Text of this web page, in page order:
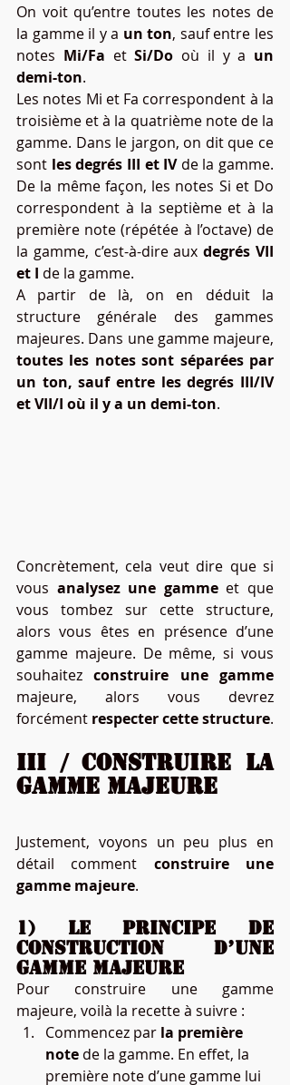
On voit qu’entre toutes les notes de
la gamme il y a un ton, sauf entre les
notes Mi/Fa et Si/Do où il y a un
demi-ton.
Les notes Mi et Fa correspondent à la
troisième et à la quatrième note de la
gamme. Dans le jargon, on dit que ce
sont les degrés III et IV de la gamme.
De la même façon, les notes Si et Do
correspondent à la septième et à la
première note (répétée à l’octave) de
la gamme, c’est-à-dire aux degrés VII
et I de la gamme.
A partir de là, on en déduit la
structure générale des gammes
toutes les notes sont séparées par
un ton, sauf entre les degrés III/IV
et VII/I où il y a un demi-ton.
Concrètement, cela veut dire que si
vous analysez une gamme et que
vous tombez sur cette structure,
alors vous êtes en présence d’une
gamme majeure. De même, si vous
souhaitez construire une gamme
majeure, alors vous devrez
forcément respecter cette structure.
III / Construire la
gamme majeure
Justement, voyons un peu plus en
détail comment construire une
gamme majeure.
1) Le principe de
construction d’une
gamme majeure
Pour construire une gamme
majeure, voilà la recette à suivre :
Commencez par la première
note de la gamme. En effet, la
première note d’une gamme lui